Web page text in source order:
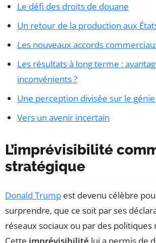
Le défi des droits de douane
Un retour de la production aux
Les nouveaux accords
Les résultats à long terme :
inconvénients ?
Une perception divisée sur le
Vers un avenir incertain
L’imprévisibilité
stratégique
Donald Trump est devenu célèbre
surprendre, que ce soit par ses
réseaux sociaux ou par des politiques